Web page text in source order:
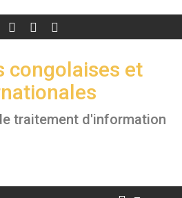
congolaises et
traitement d'information